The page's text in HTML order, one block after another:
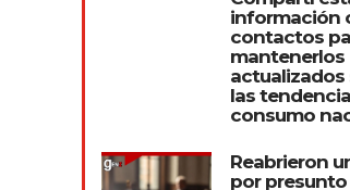
información
contactos
mantenerlos
actualizados
las
consumo
Reabrieron
por